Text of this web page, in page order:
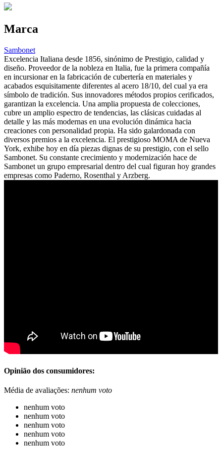
Marca
Sambonet
Excelencia Italiana desde 1856, sinónimo de Prestigio, calidad y
diseño. Proveedor de la nobleza en Italia, fue la primera compañía
en incursionar en la fabricación de cubertería en materiales y
acabados esquisitamente diferentes al acero 18/10, del cual ya era
símbolo de tradición. Sus innovadores métodos propios cerificados,
garantizan la excelencia. Una amplia propuesta de colecciones,
cubre un amplio espectro de tendencias, las clásicas cuidadas al
detalle y las más modernas en una evolución dinámica hacia
creaciones con personalidad propia. Ha sido galardonada con
diversos premios a la excelencia. El prestigioso MOMA de Nueva
York, exhibe hoy en día piezas dignas de su prestigio, con el sello
Sambonet. Su constante crecimiento y modernización hace de
Sambonet un grupo empresarial dentro del cual figuran hoy grandes
empresas como Paderno, Rosenthal y Arzberg.
Opinião dos consumidores:
Média de avaliações: nenhum voto
nenhum voto
nenhum voto
nenhum voto
nenhum voto
nenhum voto